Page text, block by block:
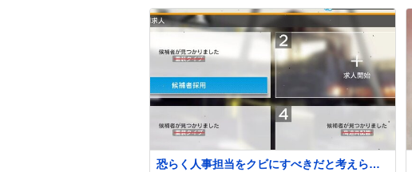
数
ス
ト
ね
数
恐らく人事担当をクビにすべきだと考えられ